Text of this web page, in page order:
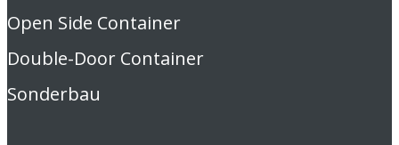
Open Side Container
Double-Door Container
Sonderbau